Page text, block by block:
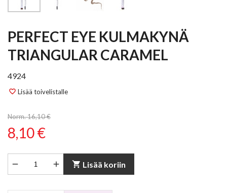
PERFECT EYE KULMAKYNÄ
TRIANGULAR CARAMEL
4924
favorite_border Lisää toivelistalle
Norm. 16,10 €
8,10 €
  shopping_cart Lisää koriin